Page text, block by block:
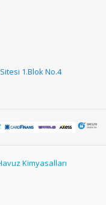
1.Blok No.4
Kimyasalları